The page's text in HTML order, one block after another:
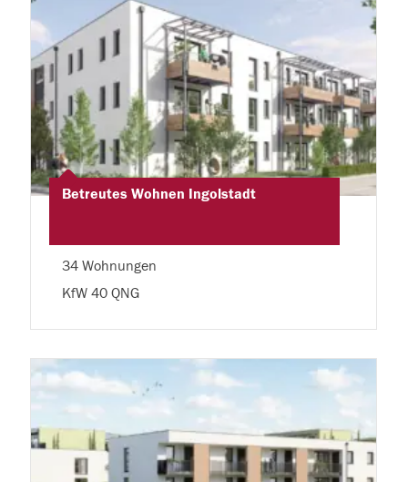
Betreutes Wohnen Ingolstadt
34 Wohnungen
KfW 40 QNG